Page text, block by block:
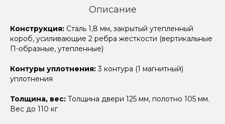
Описание
Конструкция: Сталь 1,8 мм, закрытый утепленный
короб, усиливающие 2 ребра жесткости (вертикальные
П-образные, утепленные)
Контуры уплотнения:3 контура (1 магнитный)
уплотнения
Толщина, вес: Толщина двери 125 мм, полотно 105 мм.
Вес до 110 кг